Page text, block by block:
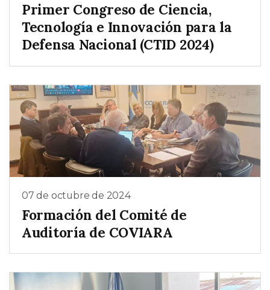
Primer Congreso de Ciencia,
Tecnología e Innovación para la
Defensa Nacional (CTID 2024)
07 de octubre de 2024
Formación del Comité de
Auditoría de COVIARA